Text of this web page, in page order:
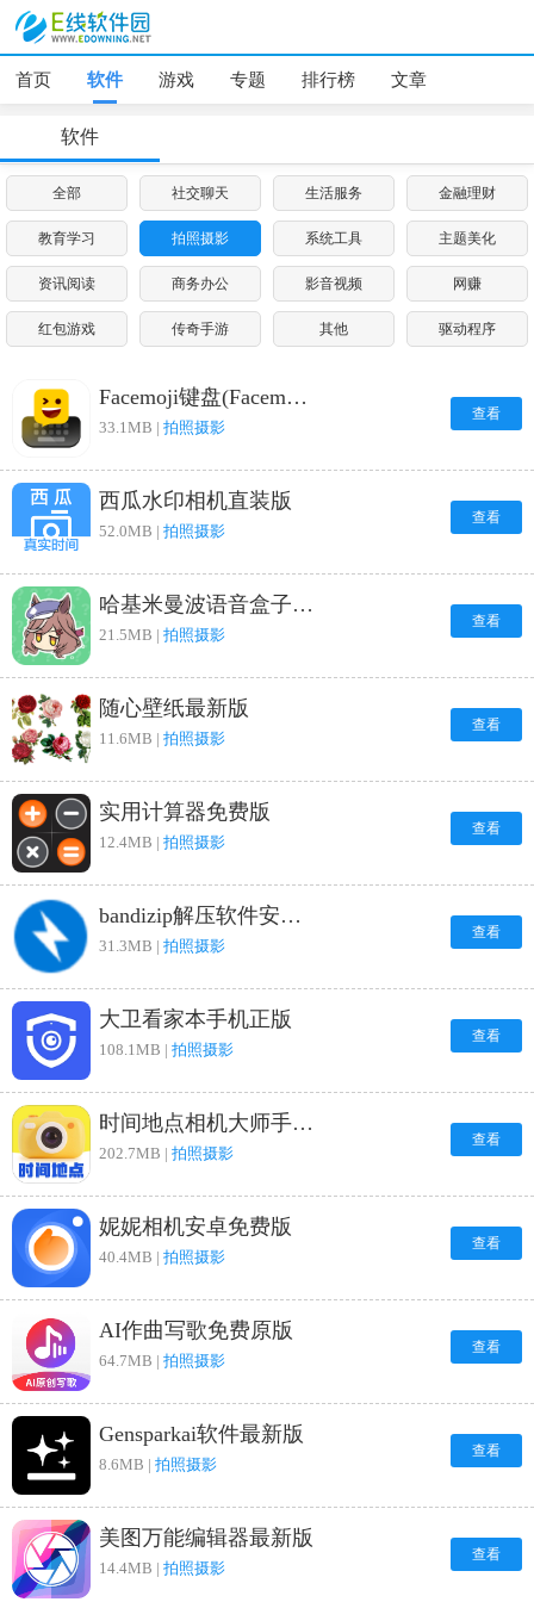
首页 软件 游戏 专题 排行榜 文章
软件
全部 社交聊天 生活服务 金融理财
教育学习 拍照摄影 系统工具 主题美化
资讯阅读 商务办公 影音视频 网赚
红包游戏 传奇手游 其他 驱动程序
Facemoji键盘(FacemojiKeyboard)安卓官方版
33.1MB | 拍照摄影
查看
西瓜水印相机直装版
52.0MB | 拍照摄影
查看
哈基米曼波语音盒子直装版
21.5MB | 拍照摄影
查看
随心壁纸最新版
11.6MB | 拍照摄影
查看
实用计算器免费版
12.4MB | 拍照摄影
查看
bandizip解压软件安卓官方版
31.3MB | 拍照摄影
查看
大卫看家本手机正版
108.1MB | 拍照摄影
查看
时间地点相机大师手机正版
202.7MB | 拍照摄影
查看
妮妮相机安卓免费版
40.4MB | 拍照摄影
查看
AI作曲写歌免费原版
64.7MB | 拍照摄影
查看
Gensparkai软件最新版
8.6MB | 拍照摄影
查看
美图万能编辑器最新版
14.4MB | 拍照摄影
查看